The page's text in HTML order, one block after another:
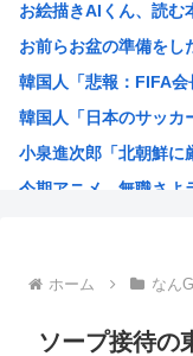
中国、技術者の出国を
【画像】移民のお値
台風13号、沖縄通過
大石あきこ、政治活動
富裕層の｢ペット離れ｣
お絵描きAIくん、読む
お前らお盆の準備をし
韓国人「悲報：FIFA
韓国人「日本のサッカ
小泉進次郎「北朝鮮に
今期アニメ、無職さよ
トランプ大統領、イ
海外の反応：韓国サ
ホーム なんG
ソープ接待の